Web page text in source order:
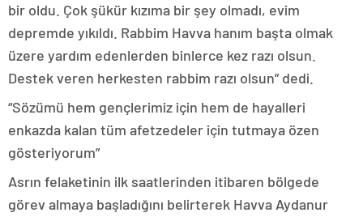
bir oldu. Çok şükür kızıma bir şey olmadı, evim
depremde yıkıldı. Rabbim Havva hanım başta olmak
üzere yardım edenlerden binlerce kez razı olsun.
Destek veren herkesten rabbim razı olsun” dedi.
“Sözümü hem gençlerimiz için hem de hayalleri
enkazda kalan tüm afetzedeler için tutmaya özen
gösteriyorum”
Asrın felaketinin ilk saatlerinden itibaren bölgede
görev almaya başladığını belirterek Havva Aydanur